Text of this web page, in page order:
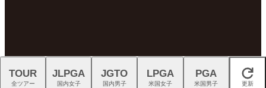
閉じる
TOUR
全ツアー
JLPGA
国内女子
JGTO
国内男子
LPGA
米国女子
PGA
米国男子 更新